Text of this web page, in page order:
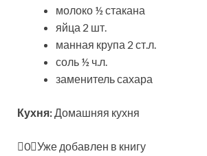
молоко ½ стакана
яйца 2 шт.
манная крупа 2 ст.л.
соль ½ ч.л.
заменитель сахара
Кухня: Домашняя кухня
0 Уже добавлен в книгу